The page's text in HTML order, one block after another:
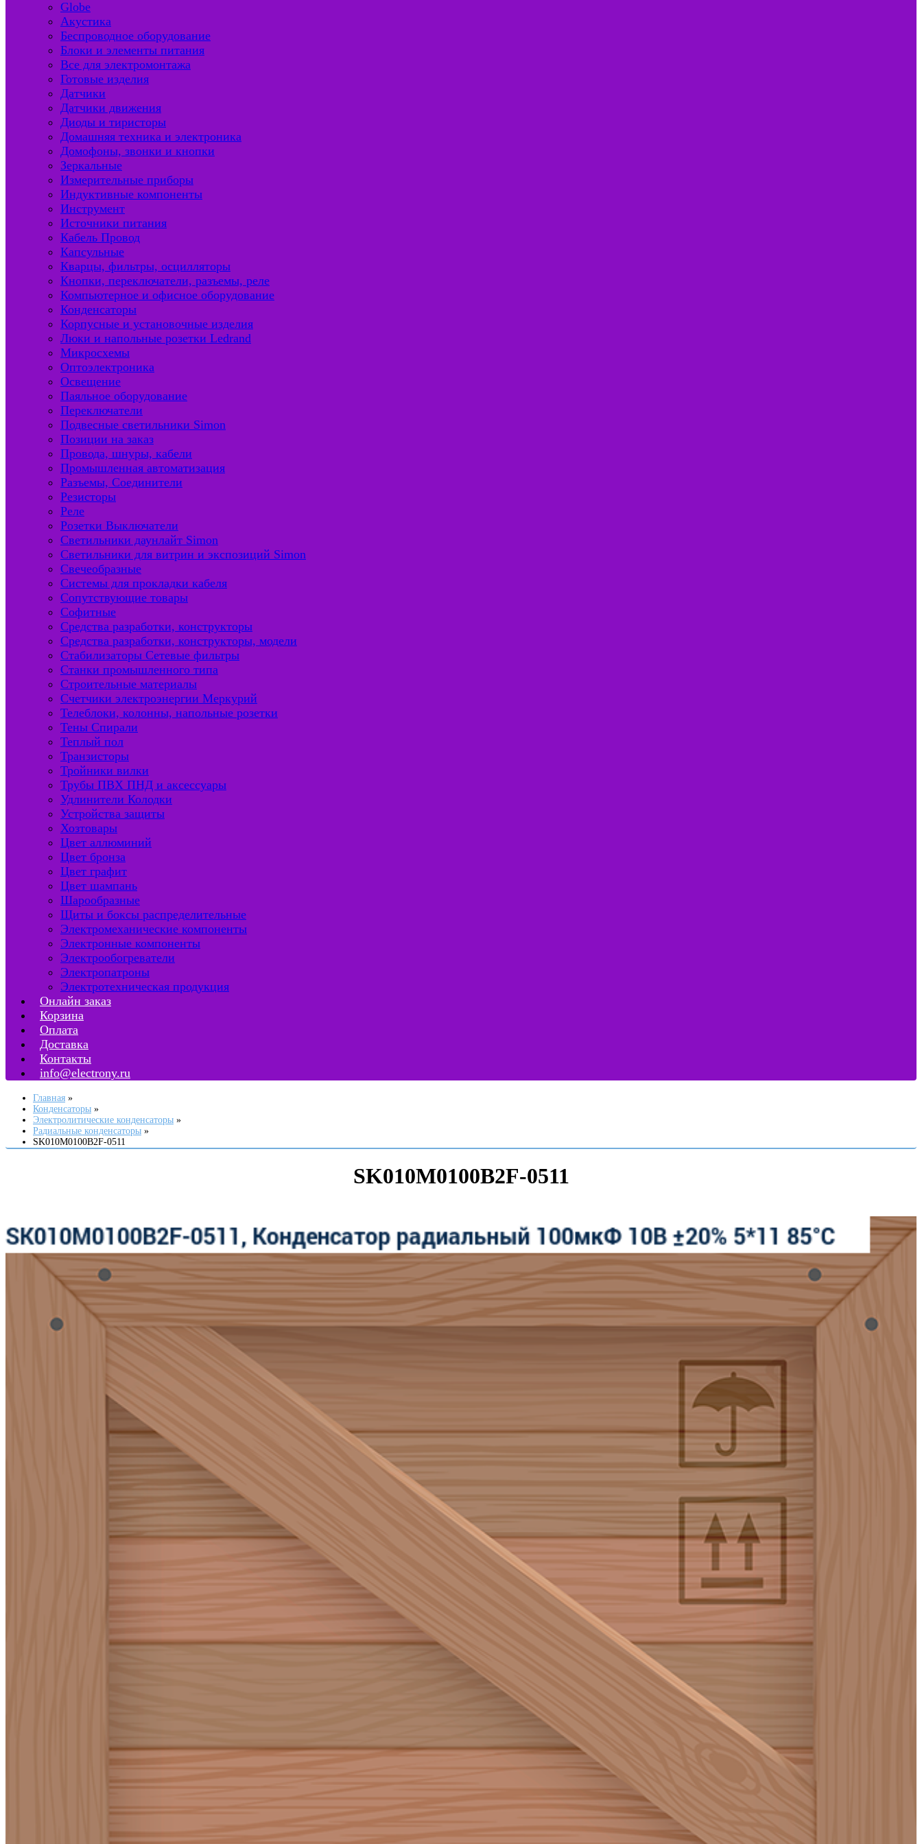
Globe
Акустика
Беспроводное оборудование
Блоки и элементы питания
Все для электромонтажа
Готовые изделия
Датчики
Датчики движения
Диоды и тиристоры
Домашняя техника и электроника
Домофоны, звонки и кнопки
Зеркальные
Измерительные приборы
Индуктивные компоненты
Инструмент
Источники питания
Кабель Провод
Капсульные
Кварцы, фильтры, осцилляторы
Кнопки, переключатели, разъемы, реле
Компьютерное и офисное оборудование
Конденсаторы
Корпусные и установочные изделия
Люки и напольные розетки Ledrand
Микросхемы
Оптоэлектроника
Освещение
Паяльное оборудование
Переключатели
Подвесные светильники Simon
Позиции на заказ
Провода, шнуры, кабели
Промышленная автоматизация
Разъемы, Соединители
Резисторы
Реле
Розетки Выключатели
Светильники даунлайт Simon
Светильники для витрин и экспозиций Simon
Свечеобразные
Системы для прокладки кабеля
Сопутствующие товары
Софитные
Средства разработки, конструкторы
Средства разработки, конструкторы, модели
Стабилизаторы Сетевые фильтры
Станки промышленного типа
Строительные материалы
Счетчики электроэнергии Меркурий
Телеблоки, колонны, напольные розетки
Тены Спирали
Теплый пол
Транзисторы
Тройники вилки
Трубы ПВХ ПНД и аксессуары
Удлинители Колодки
Устройства защиты
Хозтовары
Цвет аллюминий
Цвет бронза
Цвет графит
Цвет шампань
Шарообразные
Щиты и боксы распределительные
Электромеханические компоненты
Электронные компоненты
Электрообогреватели
Электропатроны
Электротехническая продукция
Онлайн заказ
Корзина
Оплата
Доставка
Контакты
info@electrony.ru
Главная
Конденсаторы
Электролитические конденсаторы
Радиальные конденсаторы
SK010M0100B2F-0511
SK010M0100B2F-0511